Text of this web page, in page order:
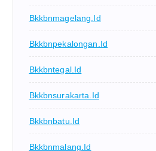
Bkkbnmagelang.id
Bkkbnpekalongan.id
Bkkbntegal.id
Bkkbnsurakarta.id
Bkkbnbatu.id
Bkkbnmalang.id